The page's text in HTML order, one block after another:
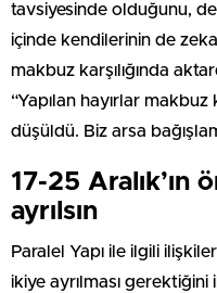
tavsiyesinde olduğunu,
içinde kendilerinin de
makbuz karşılığında
“Yapılan hayırlar makbuz
düşüldü. Biz arsa
17-25 Aralık’ın
ayrılsın
Paralel Yapı ile ilgili
ikiye ayrılması